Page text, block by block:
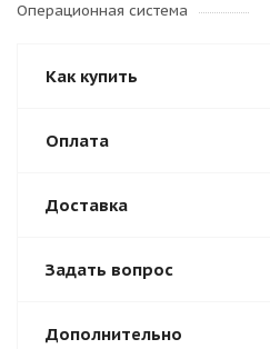
Операционная система
Как купить
Оплата
Доставка
Задать вопрос
Дополнительно